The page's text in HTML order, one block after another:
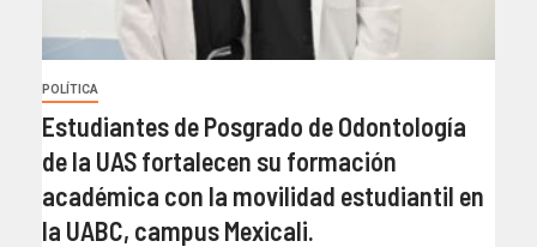
POLÍTICA
Estudiantes de Posgrado de Odontología
de la UAS fortalecen su formación
académica con la movilidad estudiantil en
la UABC, campus Mexicali.